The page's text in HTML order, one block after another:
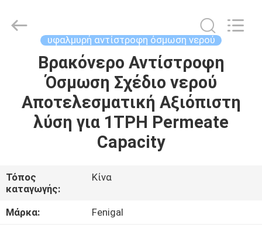
ΣΠΊΤΙ
ΠΡΟΪΌΝΤΑ
ΓΎΡΟΣ
ΕΡΓΟΣΤΑΣΊΩΝ
Technology
υφαλμυρή αντίστροφη όσμωση νερού
Βρακόνερο Αντίστροφη
Όσμωση Σχέδιο νερού
Αποτελεσματική Αξιόπιστη
λύση για 1TPH Permeate
Capacity
Τόπος
καταγωγής:
Κίνα
Μάρκα:
Fenigal